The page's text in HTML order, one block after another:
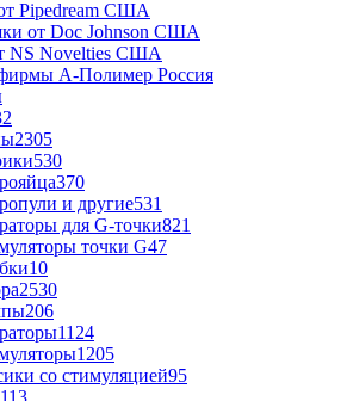
2305
530
370
и другие531
для G-точки821
точки G47
10
2530
206
1124
1205
со стимуляцией95
113